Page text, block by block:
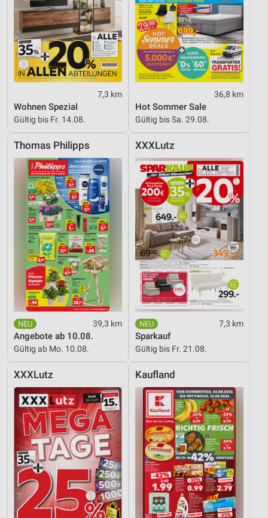
7,3 km
Wohnen Spezial
Gültig bis Fr. 14.08.
36,8 km
Hot Sommer Sale
Gültig bis Sa. 29.08.
Thomas Philipps
39,3 km
Angebote ab 10.08.
Gültig ab Mo. 10.08.
XXXLutz
7,3 km
Sparkauf
Gültig bis Fr. 21.08.
XXXLutz Kaufland